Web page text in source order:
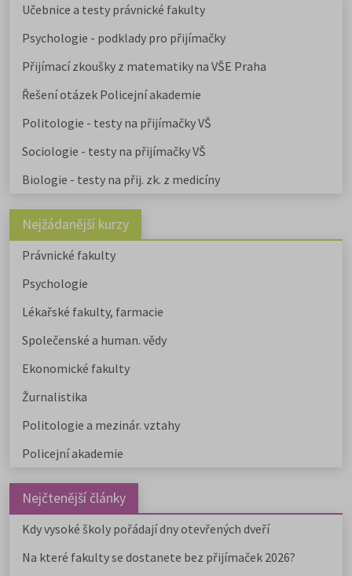
Učebnice a testy právnické fakulty
Psychologie - podklady pro přijímačky
Přijímací zkoušky z matematiky na VŠE Praha
Řešení otázek Policejní akademie
Politologie - testy na přijímačky VŠ
Sociologie - testy na přijímačky VŠ
Biologie - testy na přij. zk. z medicíny
Nejžádanější kurzy
Právnické fakulty
Psychologie
Lékařské fakulty, farmacie
Společenské a human. vědy
Ekonomické fakulty
Žurnalistika
Politologie a mezinár. vztahy
Policejní akademie
Nejčtenější články
Kdy vysoké školy pořádají dny otevřených dveří
Na které fakulty se dostanete bez přijímaček 2026?